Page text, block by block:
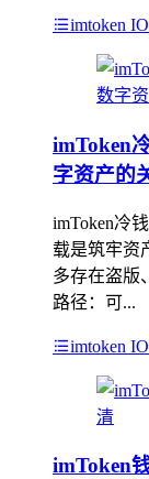
imtoken
imToken
字资产的
imToken冷
载是筑牢资
多存在盗版
路径：可...
imtoken
imToken